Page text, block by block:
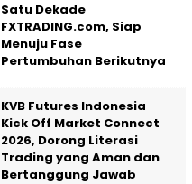
Satu Dekade
FXTRADING.com, Siap
Menuju Fase
Pertumbuhan Berikutnya
KVB Futures Indonesia
Kick Off Market Connect
2026, Dorong Literasi
Trading yang Aman dan
Bertanggung Jawab